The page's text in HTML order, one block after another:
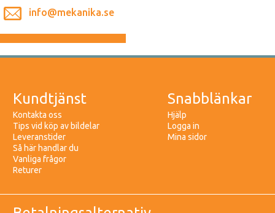
info@mekanika.se
Kundtjänst
Kontakta oss
Tips vid köp av bildelar
Leveranstider
Så här handlar du
Vanliga frågor
Returer
Snabblänkar
Hjälp
Logga in
Mina sidor